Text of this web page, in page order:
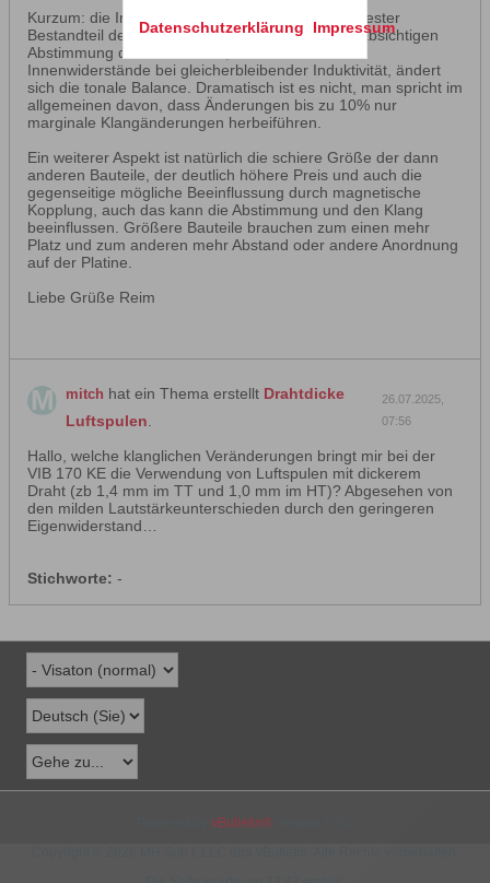
Kurzum: die Innenwiderständer der Spulen sind fester
Bestandteil der Weichenkonstruktion und der beabsichtigen
Abstimmung des Entwicklers, ändert man die
Innenwiderstände bei gleicherbleibender Induktivität, ändert
sich die tonale Balance. Dramatisch ist es nicht, man spricht im
allgemeinen davon, dass Änderungen bis zu 10% nur
marginale Klangänderungen herbeiführen.
Ein weiterer Aspekt ist natürlich die schiere Größe der dann
anderen Bauteile, der deutlich höhere Preis und auch die
gegenseitige mögliche Beeinflussung durch magnetische
Kopplung, auch das kann die Abstimmung und den Klang
beeinflussen. Größere Bauteile brauchen zum einen mehr
Platz und zum anderen mehr Abstand oder andere Anordnung
auf der Platine.
Liebe Grüße Reim
mitch hat ein Thema erstellt Drahtdicke
Luftspulen
26.07.2025,
07:56
Hallo, welche klanglichen Veränderungen bringt mir bei der
VIB 170 KE die Verwendung von Luftspulen mit dickerem
Draht (zb 1,4 mm im TT und 1,0 mm im HT)? Abgesehen von
den milden Lautstärkeunterschieden durch den geringeren
Eigenwiderstand…
Stichworte: -
vBulletin®
Datenschutzerklärung Impressum